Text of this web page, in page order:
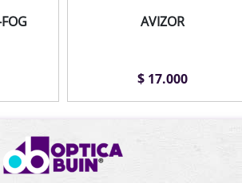
AVIZOR
$ 17.000